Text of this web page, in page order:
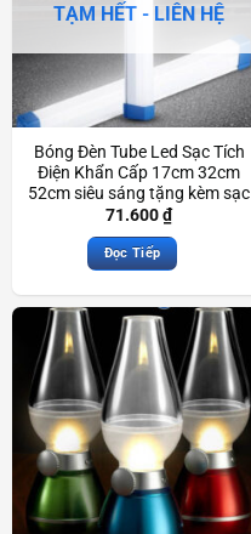
TẠM HẾT - LIÊN HỆ
Bóng Đèn Tube Led Sạc Tích
Điện Khẩn Cấp 17cm 32cm
52cm siêu sáng tặng kèm sạc
USB dùng khi mất điện
Scd3591
71.600₫
Đọc Tiếp